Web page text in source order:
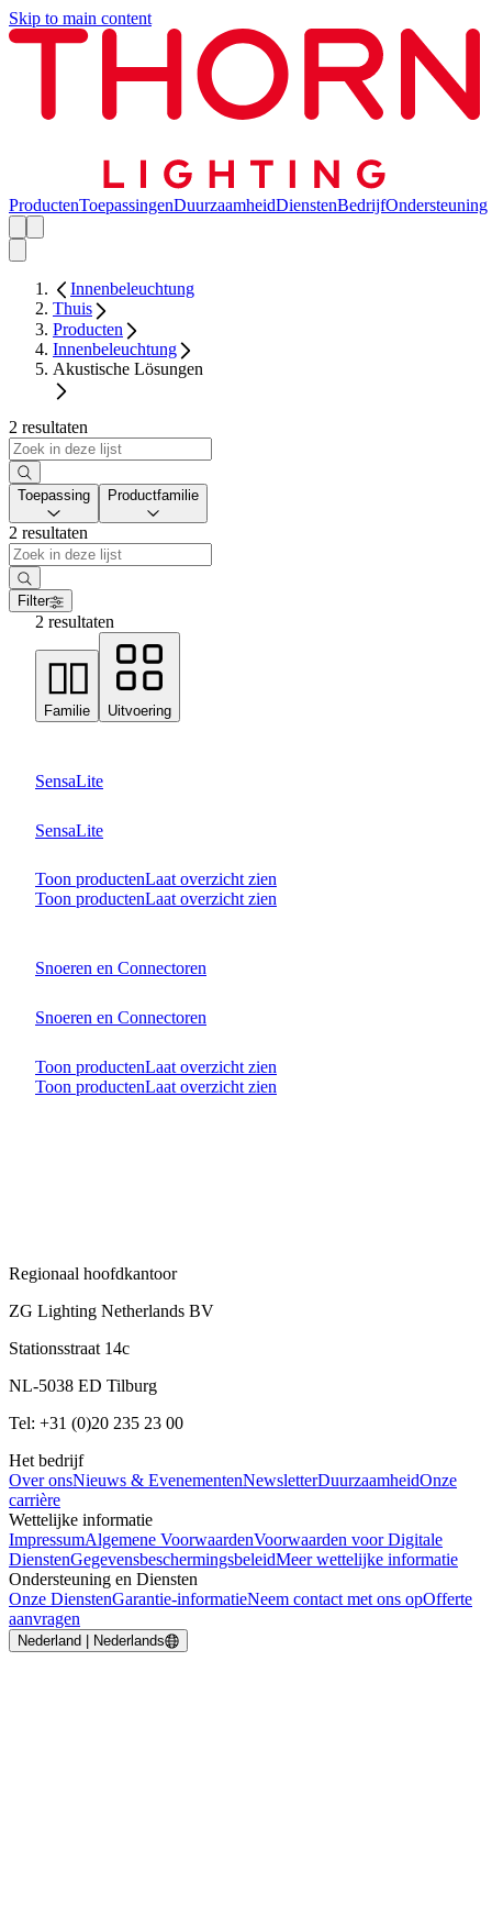
Skip to main content
ProductenToepassingenDuurzaamheidDienstenBedrijfOndersteuning
Innenbeleuchtung
Thuis
Producten
Innenbeleuchtung
Akustische Lösungen
2 resultaten
Toepassing Productfamilie
2 resultaten
Filter
2 resultaten
Familie Uitvoering
SensaLite
SensaLite
Toon productenLaat overzicht zien
Toon productenLaat overzicht zien
Snoeren en Connectoren
Snoeren en Connectoren
Toon productenLaat overzicht zien
Toon productenLaat overzicht zien
Regionaal hoofdkantoor
ZG Lighting Netherlands BV
Stationsstraat 14c
NL-5038 ED Tilburg
Tel: +31 (0)20 235 23 00
Het bedrijf
Over onsNieuws & EvenementenNewsletterDuurzaamheidOnze
carrière
Wettelijke informatie
ImpressumAlgemene VoorwaardenVoorwaarden voor Digitale
DienstenGegevensbeschermingsbeleidMeer wettelijke informatie
Ondersteuning en Diensten
Onze DienstenGarantie-informatieNeem contact met ons opOfferte
aanvragen
Nederland | Nederlands